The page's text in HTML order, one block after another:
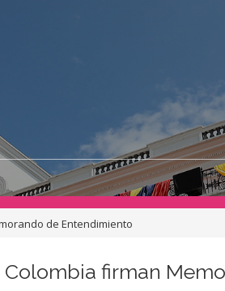
de Entendimiento
Colombia firman